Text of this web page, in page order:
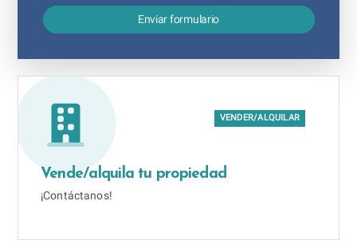
Enviar formulario
VENDER/ALQUILAR
Vende/alquila tu propiedad
¡Contáctanos!